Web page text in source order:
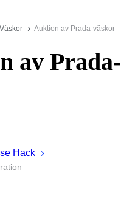
Väskor Auktion av Prada-väskor
av Prada-
Hack